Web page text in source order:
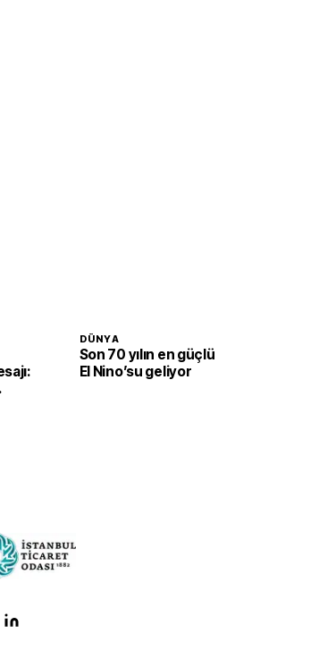
DÜNYA
Son 70 yılın en güçlü
El Nino’su geliyor